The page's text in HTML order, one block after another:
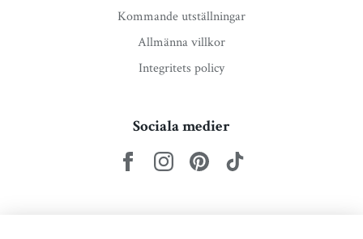
Kommande utställningar
Allmänna villkor
Integritets policy
Sociala medier